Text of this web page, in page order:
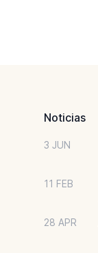
Noticias
3 JUN
11 FEB
28 APR